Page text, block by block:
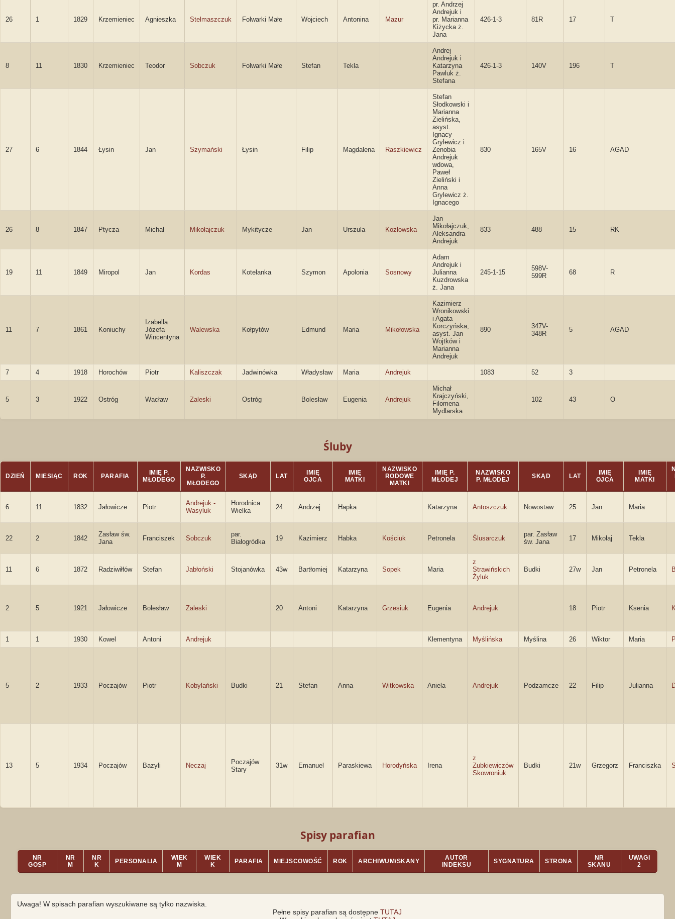
26 1 1829 Krzemieniec Agnieszka Stelmaszczuk Folwarki Małe Wojciech Antonina Mazur
pr. Andrzej
Andrejuk i
pr. Marianna
Kiżycka ż.
Jana
426-1-3 81R 17 T
8 11 1830 Krzemieniec Teodor Sobczuk Folwarki Małe Stefan Tekla
Andrej
Andrejuk i
Katarzyna
Pawluk ż.
Stefana
426-1-3 140V 196 T
27 6 1844 Łysin Jan Szymański Łysin Filip Magdalena Raszkiewicz
Stefan
Słodkowski i
Marianna
Zielińska,
asyst.
Ignacy
Grylewicz i
Zenobia
Andrejuk
wdowa,
Paweł
Zieliński i
Anna
Grylewicz ż.
Ignacego
830 165V 16 AGAD
26 8 1847 Ptycza Michał Mikołajczuk Mykitycze Jan Urszula Kozłowska
Jan
Mikołajczuk,
Aleksandra
Andrejuk
833 488 15 RK
19 11 1849 Miropol Jan Kordas Kotelanka Szymon Apolonia Sosnowy
Adam
Andrejuk i
Julianna
Kuzdrowska
ż. Jana
245-1-15
598V-
599R
68 R
11 7 1861 Koniuchy
Izabella
Józefa
Wincentyna
Walewska Kołpytów Edmund Maria Mikołowska
Kazimierz
Wronikowski
i Agata
Korczyńska,
asyst. Jan
Wojtków i
Marianna
Andrejuk
890
347V-
348R
5 AGAD
7 4 1918 Horochów Piotr Kaliszczak Jadwinówka Władysław Maria Andrejuk 1083 52 3
5 3 1922 Ostróg Wacław Zaleski Ostróg Bolesław Eugenia Andrejuk
Michał
Krajczyński,
Filomena
Mydlarska
102 43 O
Śluby
DZIEŃ MIESIĄC ROK PARAFIA
IMIĘ P.
MŁODEGO
NAZWISKO
P.
MŁODEGO
SKĄD LAT
IMIĘ
OJCA
IMIĘ
MATKI
NAZWISKO
RODOWE
MATKI
IMIĘ P.
MŁODEJ
NAZWISKO
P. MŁODEJ
SKĄD LAT
IMIĘ
OJCA
IMIĘ
MATKI
6 11 1832 Jałowicze Piotr
Andrejuk -
Wasyluk
Horodnica
Wielka
24 Andrzej Hapka Katarzyna Antoszczuk Nowostaw 25 Jan Maria
22 2 1842
Zasław św.
Jana
Franciszek Sobczuk
par.
Białogródka
19 Kazimierz Habka Kościuk Petronela Ślusarczuk
par. Zasław
św. Jana
17 Mikołaj Tekla
11 6 1872 Radziwiłłów Stefan Jabłoński Stojanówka 43w Bartłomiej Katarzyna Sopek Maria
z
Strawińskich
Żyluk
Budki 27w Jan Petronela
2 5 1921 Jałowicze Bolesław Zaleski 20 Antoni Katarzyna Grzesiuk Eugenia Andrejuk 18 Piotr Ksenia
1 1 1930 Kowel Antoni Andrejuk Klementyna Myślińska Myślina 26 Wiktor Maria
5 2 1933 Poczajów Piotr Kobylański Budki 21 Stefan Anna Witkowska Aniela Andrejuk Podzamcze 22 Filip Julianna
13 5 1934 Poczajów Bazyli Neczaj
Poczajów
Stary
31w Emanuel Paraskiewa Horodyńska Irena
z
Zubkiewiczów
Skowroniuk
Budki 21w Grzegorz Franciszka
Spisy parafian
NR
GOSP
NR
M
NR
K
PERSONALIA
WIEK
M
WIEK
K
PARAFIA MIEJSCOWOŚĆ ROK ARCHIWUM/SKANY
AUTOR
INDEKSU
SYGNATURA STRONA
NR
SKANU
UWAGI
2
Uwaga! W spisach parafian wyszukiwane są tylko nazwiska.
Pełne spisy parafian są dostępneTUTAJ